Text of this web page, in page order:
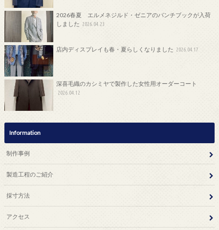
2026春夏 エルメネジルド・ゼニアのバンチブックが入荷
しました 2026.04.23
店内ディスプレイも春・夏らしくなりました 2026.04.17
深喜毛織のカシミヤで製作した女性用オーダーコート
2026.04.12
Information
制作事例
製造工程のご紹介
採寸方法
アクセス